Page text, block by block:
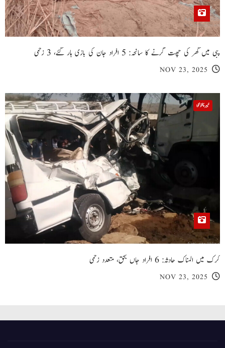
پبی میں گھر کی چھت گرنے کا سانحہ: 5 افراد جان کی بازی ہار گئے، 3 زخمی
NOV 23, 2025
خیبر پختونخوا
کرک میں المناک حادثہ: 6 افراد جاں بحق، متعدد زخمی
NOV 23, 2025